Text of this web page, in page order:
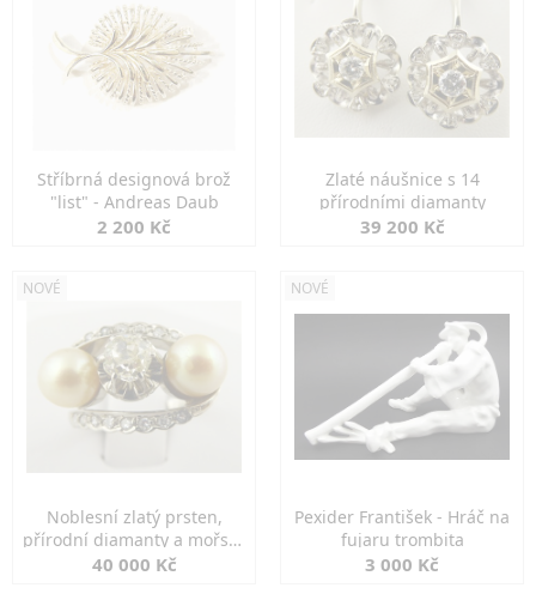
Stříbrná designová brož
"list" - Andreas Daub
2 200 Kč
Zlaté náušnice s 14
přírodními diamanty
39 200 Kč
NOVÉ
Noblesní zlatý prsten,
přírodní diamanty a mořské
perly
40 000 Kč
NOVÉ
Pexider František - Hráč na
fujaru trombita
3 000 Kč